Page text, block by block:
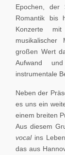
Epochen, der
Romantik bis
Konzerte mit
großen Wert
Aufwand
instrumentale
Neben der
es uns ein
einem breiten
Aus diesem
vocal ins
das aus